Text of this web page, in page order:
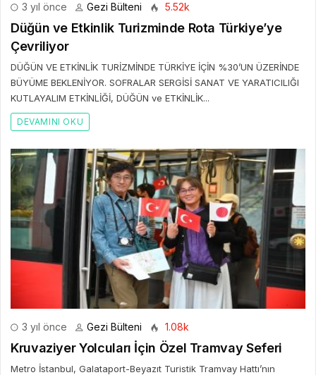
3 yıl önce Gezi Bülteni 5.52k
Düğün ve Etkinlik Turizminde Rota Türkiye’ye
Çevriliyor
DÜĞÜN VE ETKİNLİK TURİZMİNDE TÜRKİYE İÇİN %30’UN ÜZERİNDE
BÜYÜME BEKLENİYOR. SOFRALAR SERGİSİ SANAT VE YARATICILIĞI
KUTLAYALIM ETKİNLİĞİ, DÜĞÜN ve ETKİNLİK...
DEVAMINI OKU
3 yıl önce Gezi Bülteni 1.08k
Kruvaziyer Yolcuları İçin Özel Tramvay Seferi
Metro İstanbul, Galataport-Beyazıt Turistik Tramvay Hattı’nın